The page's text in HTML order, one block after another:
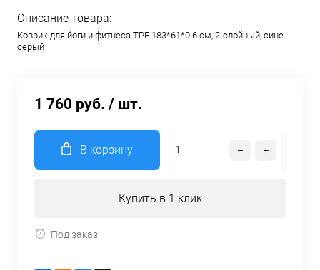
Описание товара:
Коврик для йоги и фитнеса TPE 183*61*0.6 см, 2-слойный, сине-
серый
1 760 руб. / шт.
В корзину
Купить в 1 клик
Под заказ